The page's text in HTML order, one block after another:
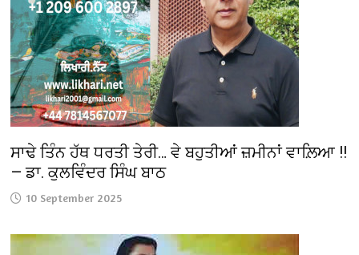
ਸਾਢੇ ਤਿੰਨ ਹੱਥ ਧਰਤੀ ਤੇਰੀ… ਵੇ ਬਹੁਤੀਆਂ ਜ਼ਮੀਨਾਂ ਵਾਲ਼ਿਆ !!
— ਡਾ. ਕੁਲਵਿੰਦਰ ਸਿੰਘ ਬਾਠ
10 September 2025